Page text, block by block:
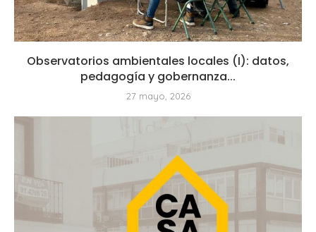
Observatorios ambientales locales (I): datos,
pedagogía y gobernanza...
27 mayo, 2026